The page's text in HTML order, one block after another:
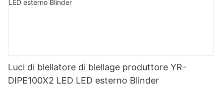
Luci di blellatore di blellage produttore YR-
DIPE100X2 LED LED esterno Blinder